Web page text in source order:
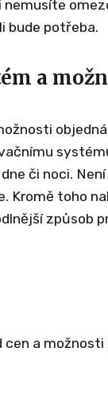
nemusíte
bude potřeba.
a
či noci.
Kromě toho
způsob
a